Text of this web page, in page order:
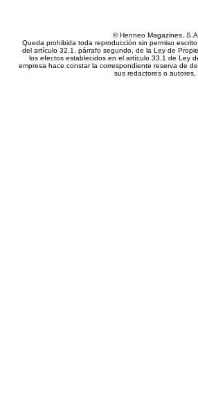
© Henneo Magazines, S.A
Queda prohibida toda reproducción sin permiso
del artículo 32.1, párrafo segundo, de la Ley de
los efectos establecidos en el artículo 33.1 de Ley
empresa hace constar la correspondiente reserva de
sus redactores o autores.